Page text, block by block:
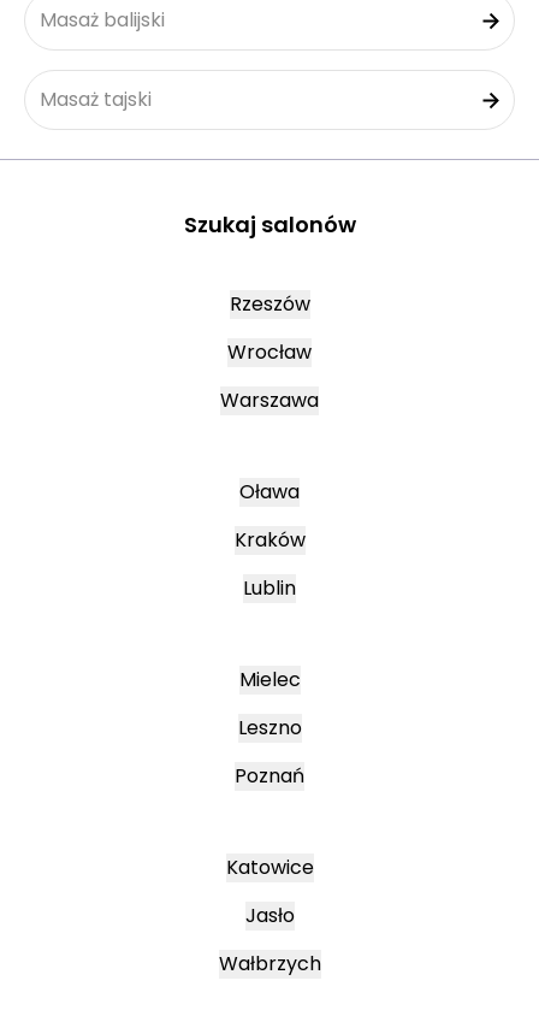
Masaż balijski
Masaż tajski
Szukaj salonów
Rzeszów
Wrocław
Warszawa
Oława
Kraków
Lublin
Mielec
Leszno
Poznań
Katowice
Jasło
Wałbrzych